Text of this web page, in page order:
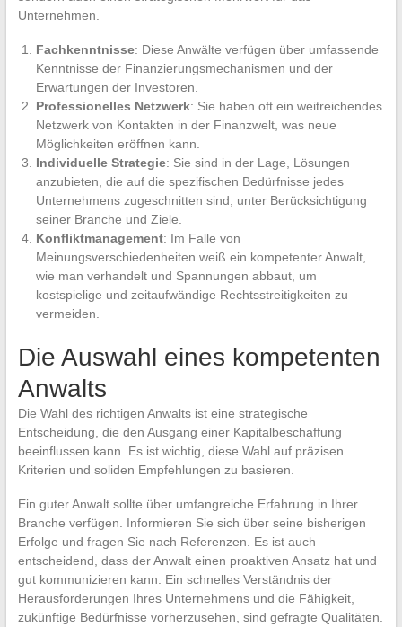
Unternehmen.
Fachkenntnisse: Diese Anwälte verfügen über umfassende
Kenntnisse der Finanzierungsmechanismen und der
Erwartungen der Investoren.
Professionelles Netzwerk: Sie haben oft ein weitreichendes
Netzwerk von Kontakten in der Finanzwelt, was neue
Möglichkeiten eröffnen kann.
Individuelle Strategie: Sie sind in der Lage, Lösungen
anzubieten, die auf die spezifischen Bedürfnisse jedes
Unternehmens zugeschnitten sind, unter Berücksichtigung
seiner Branche und Ziele.
Konfliktmanagement: Im Falle von
Meinungsverschiedenheiten weiß ein kompetenter Anwalt,
wie man verhandelt und Spannungen abbaut, um
kostspielige und zeitaufwändige Rechtsstreitigkeiten zu
vermeiden.
Die Auswahl eines kompetenten
Anwalts
Die Wahl des richtigen Anwalts ist eine strategische
Entscheidung, die den Ausgang einer Kapitalbeschaffung
beeinflussen kann. Es ist wichtig, diese Wahl auf präzisen
Kriterien und soliden Empfehlungen zu basieren.
Ein guter Anwalt sollte über umfangreiche Erfahrung in Ihrer
Branche verfügen. Informieren Sie sich über seine bisherigen
Erfolge und fragen Sie nach Referenzen. Es ist auch
entscheidend, dass der Anwalt einen proaktiven Ansatz hat und
gut kommunizieren kann. Ein schnelles Verständnis der
Herausforderungen Ihres Unternehmens und die Fähigkeit,
zukünftige Bedürfnisse vorherzusehen, sind gefragte Qualitäten.